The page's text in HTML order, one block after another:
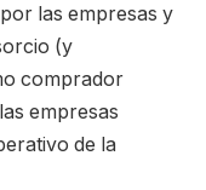
las empresas y
(y
comprador
empresas
de la